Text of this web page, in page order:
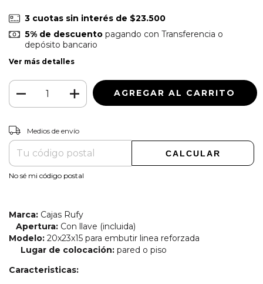
3 cuotas sin interés de $23.500
5% de descuentopagando con Transferencia o
depósito bancario
Ver más detalles
Entregas para el CP:
Medios de envío
CALCULAR
No sé mi código postal
Marca: Cajas Rufy
Apertura: Con llave (incluida)
Modelo: 20x23x15 para embutir linea reforzada
Lugar de colocación: pared o piso
Caracteristicas: